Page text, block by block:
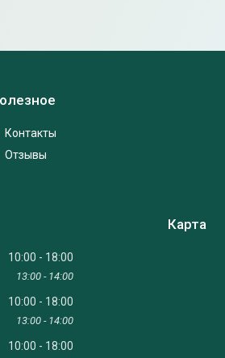
Контакты
Отзывы
10:00 18:00
13:00 14:00
10:00 18:00
13:00 14:00
10:00 18:00
Карта